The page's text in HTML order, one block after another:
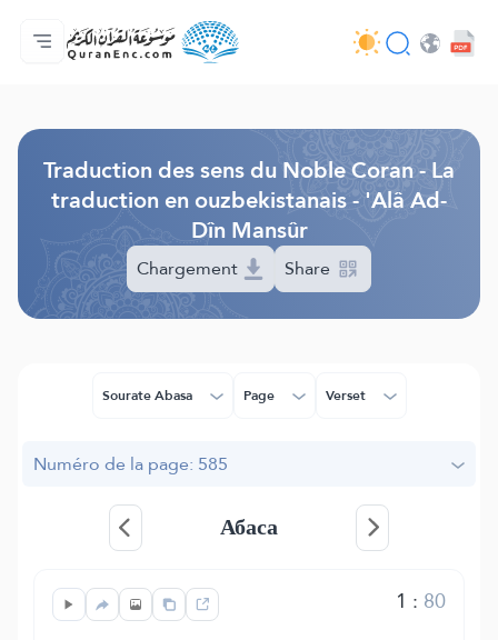
Accueil
Index des traductions
Audio
Services des développeurs du site - API
Autour du projet
Nous contacter
Langue
Traduction des sens du Noble Coran - La
traduction en ouzbekistanais - 'Alâ Ad-
Dîn Mansûr
Chargement Share
Sourate Abasa Page Verset
Numéro de la page: 585
Абаса
1 : 80